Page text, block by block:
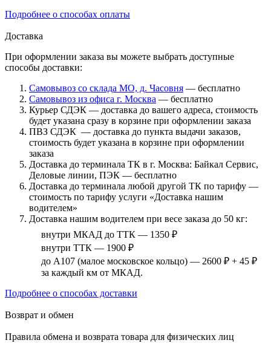
Подробнее о способах оплаты
Доставка
При оформлении заказа вы можете выбрать доступные
способы доставки:
Самовывоз со склада МО, д. Часовня — бесплатно
Самовывоз из офиса г. Москва — бесплатно
Курьер СДЭК — доставка до вашего адреса, стоимость
будет указана сразу в корзине при оформлении заказа
ПВЗ СДЭК — доставка до пункта выдачи заказов,
стоимость будет указана в корзине при оформлении
заказа
Доставка до терминала ТК в г. Москва: Байкал Сервис,
Деловые линии, ПЭК — бесплатно
Доставка до терминала любой другой ТК по тарифу —
стоимость по тарифу услуги «Доставка нашим
водителем»
Доставка нашим водителем при весе заказа до 50 кг:
внутри МКАД до ТТК — 1350 ₽
внутри ТТК — 1900 ₽
до А107 (малое московское кольцо) — 2600 ₽ + 45 ₽
за каждый км от МКАД.
Подробнее о способах доставки
Возврат и обмен
Правила обмена и возврата товара для физических лиц